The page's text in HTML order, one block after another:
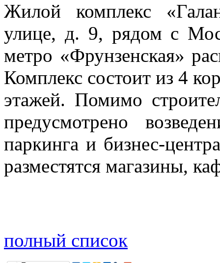
Жилой комплекс
улице, д. 9, рядом с
метро «Фрунзенская»
Комплекс состоит из 4
этажей. Помимо
предусмотрено
паркинга и бизнес-
разместятся магазины,
полный список